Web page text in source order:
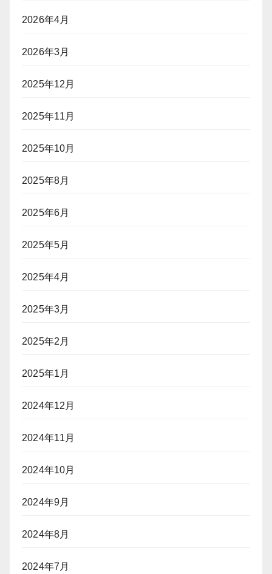
2026年4月
2026年3月
2025年12月
2025年11月
2025年10月
2025年8月
2025年6月
2025年5月
2025年4月
2025年3月
2025年2月
2025年1月
2024年12月
2024年11月
2024年10月
2024年9月
2024年8月
2024年7月